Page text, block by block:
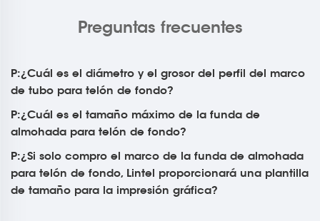
Preguntas frecuentes
P:¿Cuál es el diámetro y el grosor del perfil del marco
de tubo para telón de fondo?
P:¿Cuál es el tamaño máximo de la funda de
almohada para telón de fondo?
P:¿Si solo compro el marco de la funda de almohada
para telón de fondo, Lintel proporcionará una plantilla
de tamaño para la impresión gráfica?